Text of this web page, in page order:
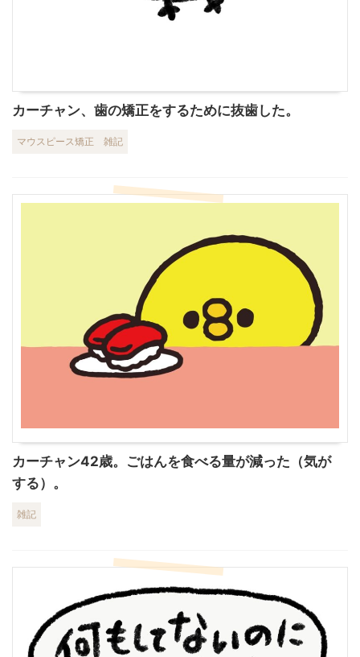
カーチャン、歯の矯正をするために抜歯した。
マウスピース矯正 雑記
カーチャン42歳。ごはんを食べる量が減った（気が
する）。
雑記